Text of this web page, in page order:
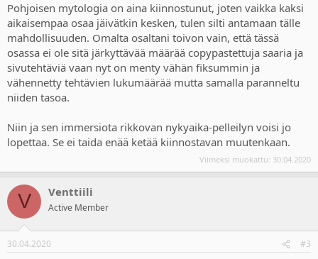
Pohjoisen mytologia on aina kiinnostunut, joten vaikka kaksi
aikaisempaa osaa jäivätkin kesken, tulen silti antamaan tälle
mahdollisuuden. Omalta osaltani toivon vain, että tässä
osassa ei ole sitä järkyttävää määrää copypastettuja saaria ja
sivutehtäviä vaan nyt on menty vähän fiksummin ja
vähennetty tehtävien lukumäärää mutta samalla paranneltu
niiden tasoa.
Niin ja sen immersiota rikkovan nykyaika-pelleilyn voisi jo
lopettaa. Se ei taida enää ketää kiinnostavan muutenkaan.
Viimeksi muokattu: 30.04.2020
V Venttiili
Active Member
30.04.2020 #3